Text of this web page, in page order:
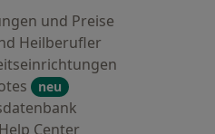
und Preise
Heilberufler
neu
Center